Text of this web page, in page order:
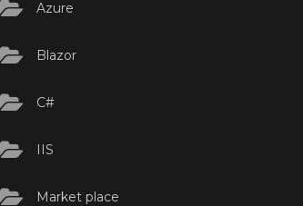
Azure
Blazor
C#
IIS
Market place